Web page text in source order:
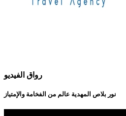
رواق الفيديو
نور بلاص المهدية عالم من الفخامة والإمتياز